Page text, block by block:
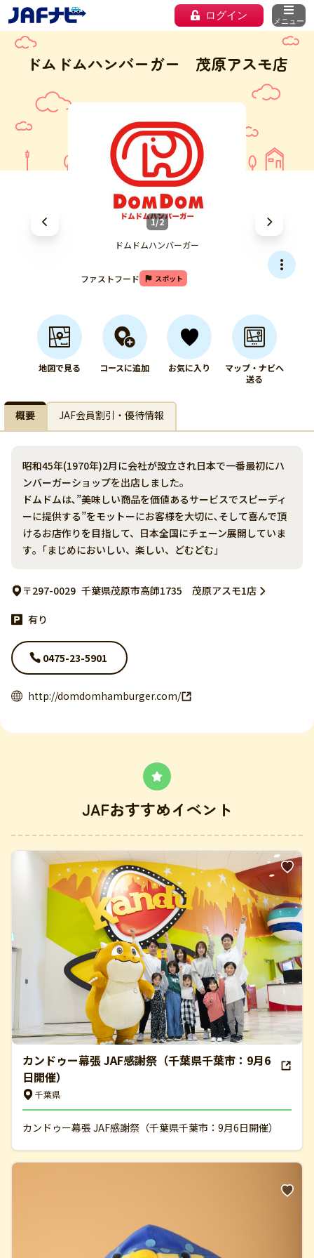
ログイン メニュー
ドムドムハンバーガー 茂原アスモ店
1/2
ドムドムハンバーガー
ファストフード スポット
地図で見る コースに追加 お気に入り
マップ・ナビへ
送る
概要 JAF会員割引・優待情報
昭和45年(1970年)2月に会社が設立され日本で一番最初にハ
ンバーガーショップを出店しました｡
ドムドムは､”美味しい商品を価値あるサービスでスピーディ
ーに提供する”をモットーにお客様を大切に､そして喜んで頂
けるお店作りを目指して、日本全国にチェーン展開していま
す｡「まじめにおいしい、楽しい、どむどむ」
〒297-0029 千葉県茂原市高師1735 茂原アスモ1店
有り
0475-23-5901
http://domdomhamburger.com/
JAFおすすめイベント
カンドゥー幕張 JAF感謝祭（千葉県千葉市：9月6
日開催）
千葉県
カンドゥー幕張 JAF感謝祭（千葉県千葉市：9月6日開催）